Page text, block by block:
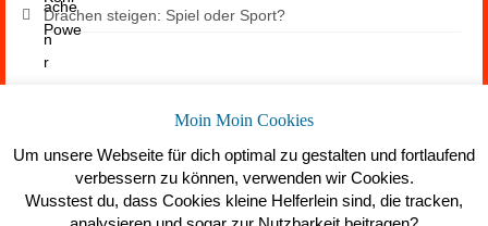
Drachen steigen: Spiel oder Sport?
Moin Moin Cookies
Um unsere Webseite für dich optimal zu gestalten und fortlaufend
verbessern zu können, verwenden wir Cookies.
Wusstest du, dass Cookies kleine Helferlein sind, die tracken,